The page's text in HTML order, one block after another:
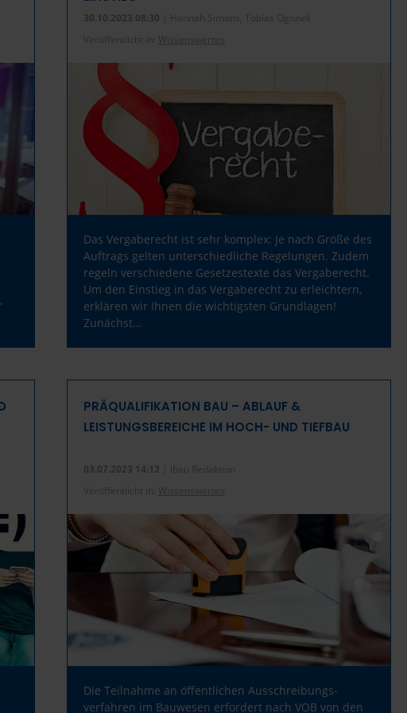
30.10.2023 08:30
| Hannah Simons, Tobias Ogonek
Veröffentlicht in: Wissenswertes
Das Vergaberecht ist sehr komplex: Je nach Größe des
Auftrags gelten unterschiedliche Regelungen. Zudem
regeln verschiedene Gesetzestexte das Vergaberecht.
Um den Einstieg in das Vergaberecht zu erleichtern,
erklären wir Ihnen die wichtigsten Grundlagen!
Zunächst…
PRÄQUALIFIKATION BAU – ABLAUF &
LEISTUNGSBEREICHE IM HOCH- UND TIEFBAU
03.07.2023 14:12
| ibau Redaktion
Veröffentlicht in: Wissenswertes
Die Teilnahme an öffentlichen Ausschreibungs­
verfahren im Bauwesen erfordert nach VOB von den